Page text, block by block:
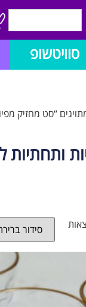
סוויטשופ
“סט מחזיק
ותחתיות